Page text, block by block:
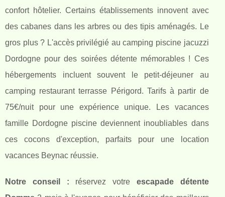
confort hôtelier. Certains établissements innovent avec
des cabanes dans les arbres ou des tipis aménagés. Le
gros plus ? L'accès privilégié au camping piscine jacuzzi
Dordogne pour des soirées détente mémorables ! Ces
hébergements incluent souvent le petit-déjeuner au
camping restaurant terrasse Périgord. Tarifs à partir de
75€/nuit pour une expérience unique. Les vacances
famille Dordogne piscine deviennent inoubliables dans
ces cocons d'exception, parfaits pour une location
vacances Beynac réussie.
Notre conseil : réservez votre escapade détente